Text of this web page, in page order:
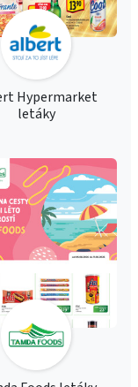
Hypermarket
letáky